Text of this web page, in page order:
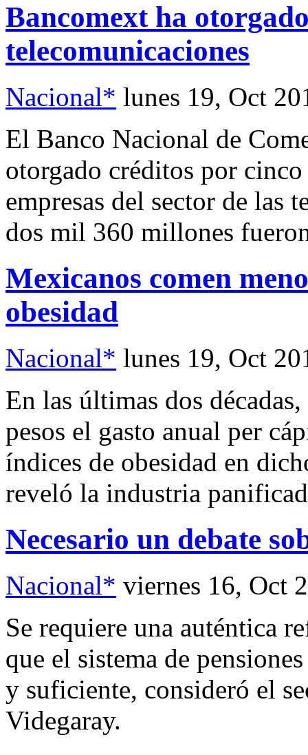
Bancomext ha
telecomunicaciones
Nacional* lunes 19, Oct
El Banco Nacional de
otorgado créditos por
empresas del sector de las
dos mil 360 millones
Mexicanos comen
obesidad
Nacional* lunes 19, Oct
En las últimas dos
pesos el gasto anual per
índices de obesidad en
reveló la industria
Necesario un debate
Nacional* viernes 16, Oct
Se requiere una auténtica
que el sistema de
y suficiente, consideró el
Videgaray.